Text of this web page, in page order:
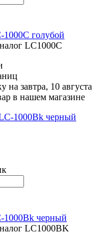
голубой
LC1000C
на завтра, 10 августа
в нашем магазине
1000Bk черный
LC1000BK